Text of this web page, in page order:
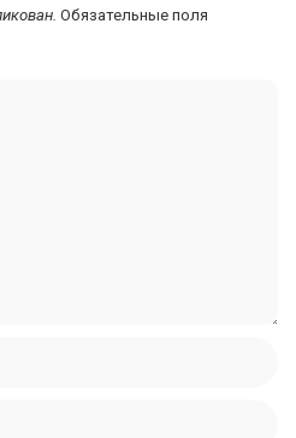
Обязательные поля